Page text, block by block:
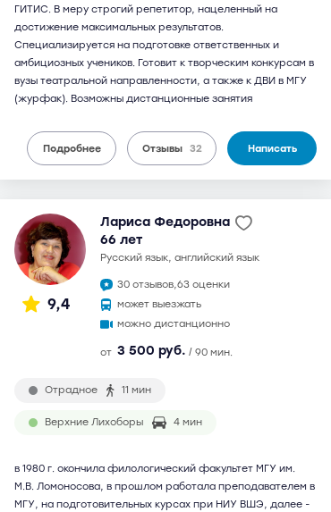
ГИТИС. В меру строгий репетитор, нацеленный на
достижение максимальных результатов.
Специализируется на подготовке ответственных и
амбициозных учеников. Готовит к творческим конкурсам в
вузы театральной направленности, а также к ДВИ в МГУ
(журфак). Возможны дистанционные занятия
Подробнее Отзывы 32 Написать
9,4
Лариса Федоровна
66 лет
русский язык, английский язык
30 отзывов,63 оценки
может выезжать
можно дистанционно
от 3 500 руб. / 90 мин.
Отрадное 11 мин
Верхние Лихоборы 4 мин
в 1980 г. окончила филологический факультет МГУ им.
М.В. Ломоносова, в прошлом работала преподавателем в
МГУ, на подготовительных курсах при НИУ ВШЭ, далее -